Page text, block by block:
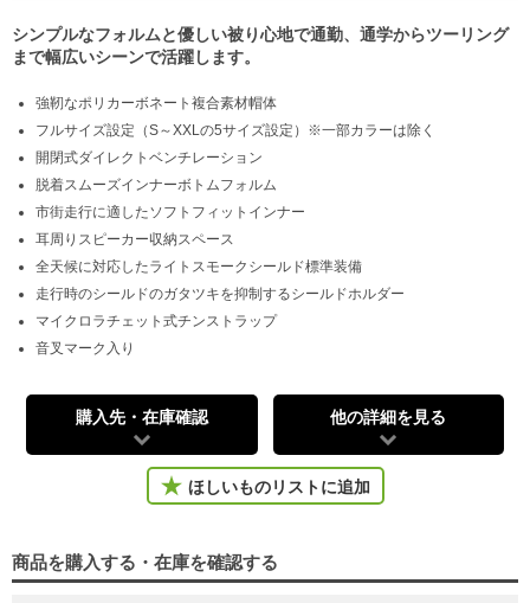
シンプルなフォルムと優しい被り心地で通勤、通学からツーリング
まで幅広いシーンで活躍します。
強靭なポリカーボネート複合素材帽体
フルサイズ設定（S～XXLの5サイズ設定）※一部カラーは除く
開閉式ダイレクトベンチレーション
脱着スムーズインナーボトムフォルム
市街走行に適したソフトフィットインナー
耳周りスピーカー収納スペース
全天候に対応したライトスモークシールド標準装備
走行時のシールドのガタツキを抑制するシールドホルダー
マイクロラチェット式チンストラップ
音叉マーク入り
購入先・在庫確認 他の詳細を見る
ほしいものリストに追加
商品を購入する・在庫を確認する